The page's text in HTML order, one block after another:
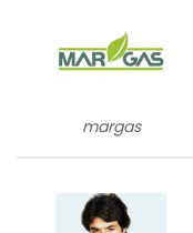
margas